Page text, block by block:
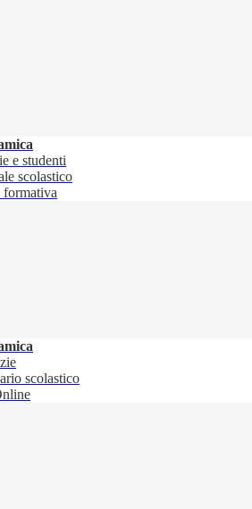
e studenti
scolastico
scolastico